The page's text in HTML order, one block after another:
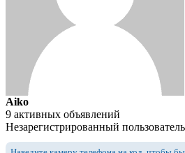
Aiko
9 активных объявлений
Незарегистрированный пользователь